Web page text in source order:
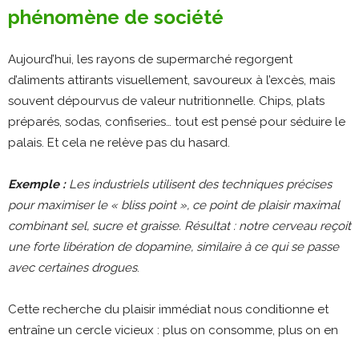
phénomène de société
Aujourd’hui, les rayons de supermarché regorgent
d’aliments attirants visuellement, savoureux à l’excès, mais
souvent dépourvus de valeur nutritionnelle. Chips, plats
préparés, sodas, confiseries… tout est pensé pour séduire le
palais. Et cela ne relève pas du hasard.
Exemple : Les industriels utilisent des techniques précises
pour maximiser le « bliss point », ce point de plaisir maximal
combinant sel, sucre et graisse. Résultat : notre cerveau reçoit
une forte libération de dopamine, similaire à ce qui se passe
avec certaines drogues​.
Cette recherche du plaisir immédiat nous conditionne et
entraîne un cercle vicieux : plus on consomme, plus on en